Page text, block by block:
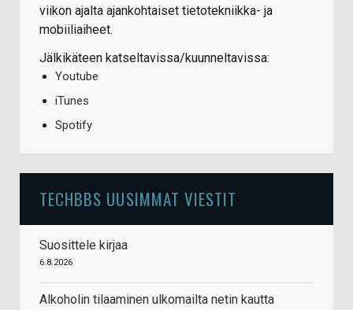
viikon ajalta ajankohtaiset tietotekniikka- ja
mobiiliaiheet.
Jälkikäteen katseltavissa/kuunneltavissa:
Youtube
iTunes
Spotify
TECHBBS UUSIMMAT VIESTIT
Suosittele kirjaa
6.8.2026
Alkoholin tilaaminen ulkomailta netin kautta